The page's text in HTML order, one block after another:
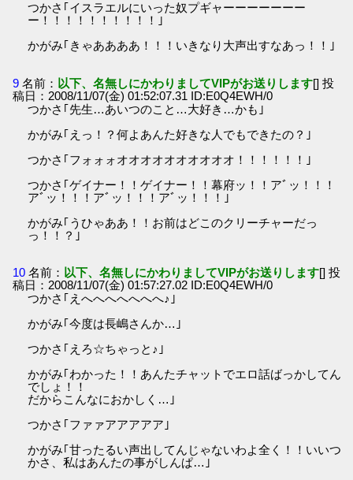
つかさ｢イスラエルにいった奴プギャーーーーーーー
ー！！！！！！！！！！｣
かがみ｢きゃああああ！！！いきなり大声出すなあっ！！｣
9 名前： 以下、名無しにかわりましてVIPがお送りします[] 投
稿日：2008/11/07(金) 01:52:07.31 ID:E0Q4EWH/0
つかさ｢先生…あいつのこと…大好き…かも｣
かがみ｢えっ！？何よあんた好きな人でもできたの？｣
つかさ｢フォォォオオオオオオオオオオ！！！！！！｣
つかさ｢ゲイナー！！ゲイナー！！幕府ッ！！アﾞッ！！！
アﾞッ！！！アﾞッ！！！アﾞッ！！！｣
かがみ｢うひゃああ！！お前はどこのクリーチャーだっ
っ！！？｣
10 名前： 以下、名無しにかわりましてVIPがお送りします[] 投
稿日：2008/11/07(金) 01:57:27.02 ID:E0Q4EWH/0
つかさ｢えへへへへへへへ♪｣
かがみ｢今度は長嶋さんか…｣
つかさ｢えろ☆ちゃっと♪｣
かがみ｢わかった！！あんたチャットでエロ話ばっかしてん
でしょ！！
だからこんなにおかしく…｣
つかさ｢ファァアアアアア｣
かがみ｢甘ったるい声出してんじゃないわよ全く！！いいつ
かさ、私はあんたの事がしんぱ…｣